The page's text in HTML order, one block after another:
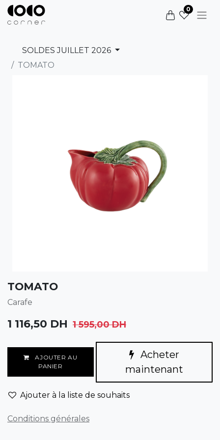
0
SOLDES JUILLET 2026
TOMATO
TOMATO
Carafe
1 116,50 DH 1 595,00DH
AJOUTER AU
PANIER
Acheter
maintenant
Ajouter à la liste de souhaits
Conditions générales